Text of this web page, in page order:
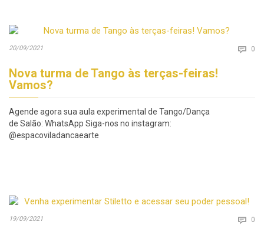
20/09/2021  0
Nova turma de Tango às terças-feiras!
Vamos?
Agende agora sua aula experimental de Tango/Dança
de Salão: WhatsApp Siga-nos no instagram:
@espacoviladancaearte
19/09/2021  0